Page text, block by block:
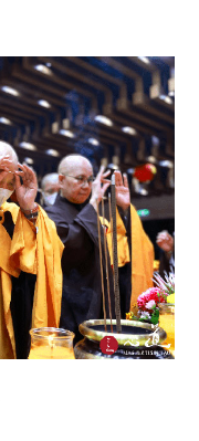
學習分享